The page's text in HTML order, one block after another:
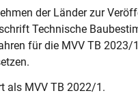
der Länder zur
Technische
für die MVV TB 2023/
als MVV TB 2022/1.